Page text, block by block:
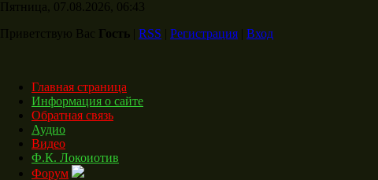
Пятница, 07.08.2026, 06:43
Приветствую Вас
Гость RSS Регистрация Вход
Главная страница
Информация о сайте
Обратная связь
Аудио
Видео
Ф.К. Локоиотив
Форум